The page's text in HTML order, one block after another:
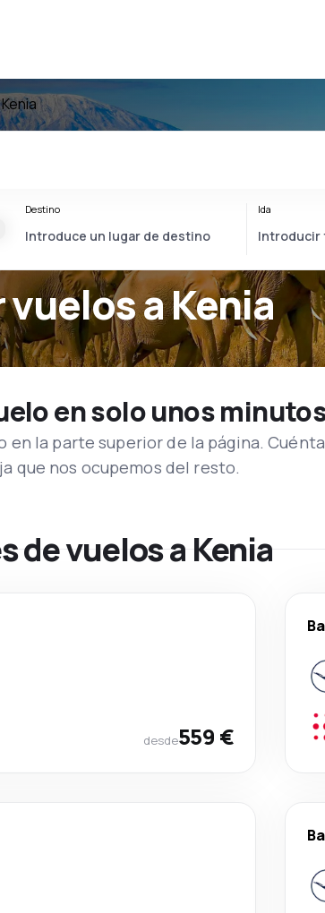
a Kenia
Destino Ida
en solo unos
en la parte superior de la página.
que nos ocupemos del resto.
de vuelos a Kenia
desde559 €